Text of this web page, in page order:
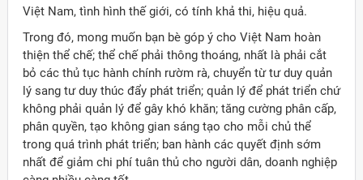
Việt Nam, tình hình thế giới, có tính khả thi, hiệu quả.
Trong đó, mong muốn bạn bè góp ý cho Việt Nam hoàn
thiện thể chế; thể chế phải thông thoáng, nhất là phải cắt
bỏ các thủ tục hành chính rườm rà, chuyển từ tư duy quản
lý sang tư duy thúc đẩy phát triển; quản lý để phát triển chứ
không phải quản lý để gây khó khăn; tăng cường phân cấp,
phân quyền, tạo không gian sáng tạo cho mỗi chủ thể
trong quá trình phát triển; ban hành các quyết định sớm
nhất để giảm chi phí tuân thủ cho người dân, doanh nghiệp